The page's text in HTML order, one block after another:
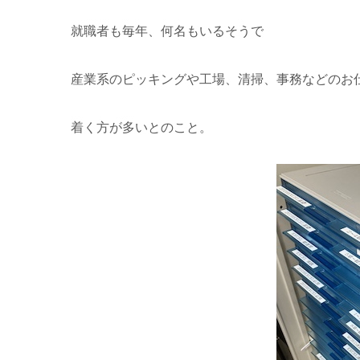
就職者も毎年、何名もいるそうで
産業系のピッキングや工場、清掃、事務などのお
着く方が多いとのこと。